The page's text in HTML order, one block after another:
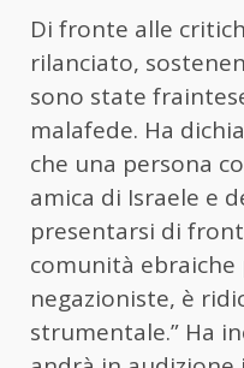
Di fronte alle
rilanciato,
sono state
malafede. Ha
che una persona
amica di Israele e
presentarsi di
comunità
negazioniste, è
strumentale.” Ha